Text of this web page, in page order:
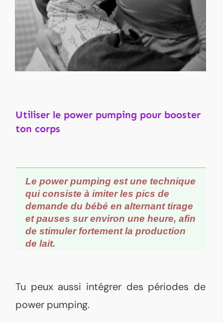
Utiliser le power pumping pour booster
ton corps
Le power pumping est une technique
qui consiste à imiter les pics de
demande du bébé en alternant tirage
et pauses sur environ une heure, afin
de stimuler fortement la production
de lait.
Tu peux aussi intégrer des périodes de
power pumping.